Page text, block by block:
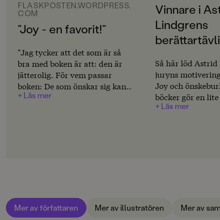
Svenska
SPRÅK
Svenska
SERIE
Joy
PUBLICERINGSDATUM
2007-11-13
CE-MÄRKNING
Nej
FLASKPOSTEN.WORDPRESS.
COM
”Joy - en favorit!”
"Jag tycker att det som är så
bra med boken är att: den är
jätterolig. För vem passar
boken: De som önskar sig kan
ha en sån."Evin, 11 år, gm
+ Läs mer
Vinnare i
Lindgrens
Så här löd
juryns
Joy och
böcker gör en
Joy och
konsekvent sedd
+ Läs mer
Mer av författaren Mer av illustratören Mer av